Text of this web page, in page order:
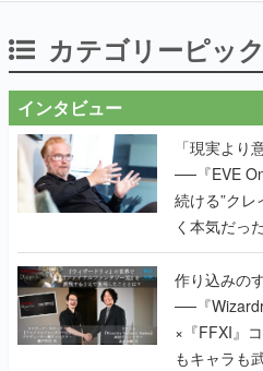
カテゴリーピッ
インタビュー
「現実より
──『EVE
続ける”クレ
く本気だった
作り込みの
──『
×『FFXI』
もキャラも